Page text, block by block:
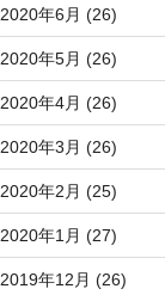
2020年6月 (26)
2020年5月 (26)
2020年4月 (26)
2020年3月 (26)
2020年2月 (25)
2020年1月 (27)
2019年12月 (26)